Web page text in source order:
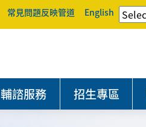
常見問題反映管道 English
輔諮服務 招生專區